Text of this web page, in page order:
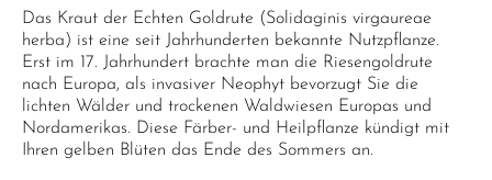
Das Kraut der Echten Goldrute (Solidaginis virgaureae
herba) ist eine seit Jahrhunderten bekannte Nutzpflanze.
Erst im 17. Jahrhundert brachte man die Riesengoldrute
nach Europa, als invasiver Neophyt bevorzugt Sie die
lichten Wälder und trockenen Waldwiesen Europas und
Nordamerikas. Diese Färber- und Heilpflanze kündigt mit
Ihren gelben Blüten das Ende des Sommers an.